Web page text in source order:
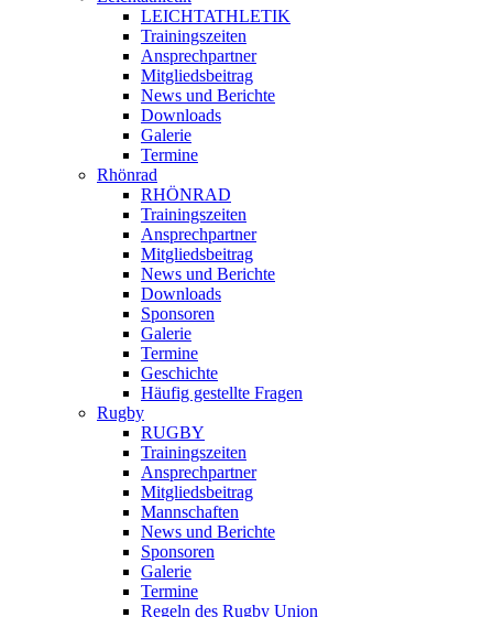
LEICHTATHLETIK
Trainingszeiten
Ansprechpartner
Mitgliedsbeitrag
News und Berichte
Downloads
Galerie
Termine
Rhönrad
RHÖNRAD
Trainingszeiten
Ansprechpartner
Mitgliedsbeitrag
News und Berichte
Downloads
Sponsoren
Galerie
Termine
Geschichte
Häufig gestellte Fragen
Rugby
RUGBY
Trainingszeiten
Ansprechpartner
Mitgliedsbeitrag
Mannschaften
News und Berichte
Sponsoren
Galerie
Termine
Regeln des Rugby Union